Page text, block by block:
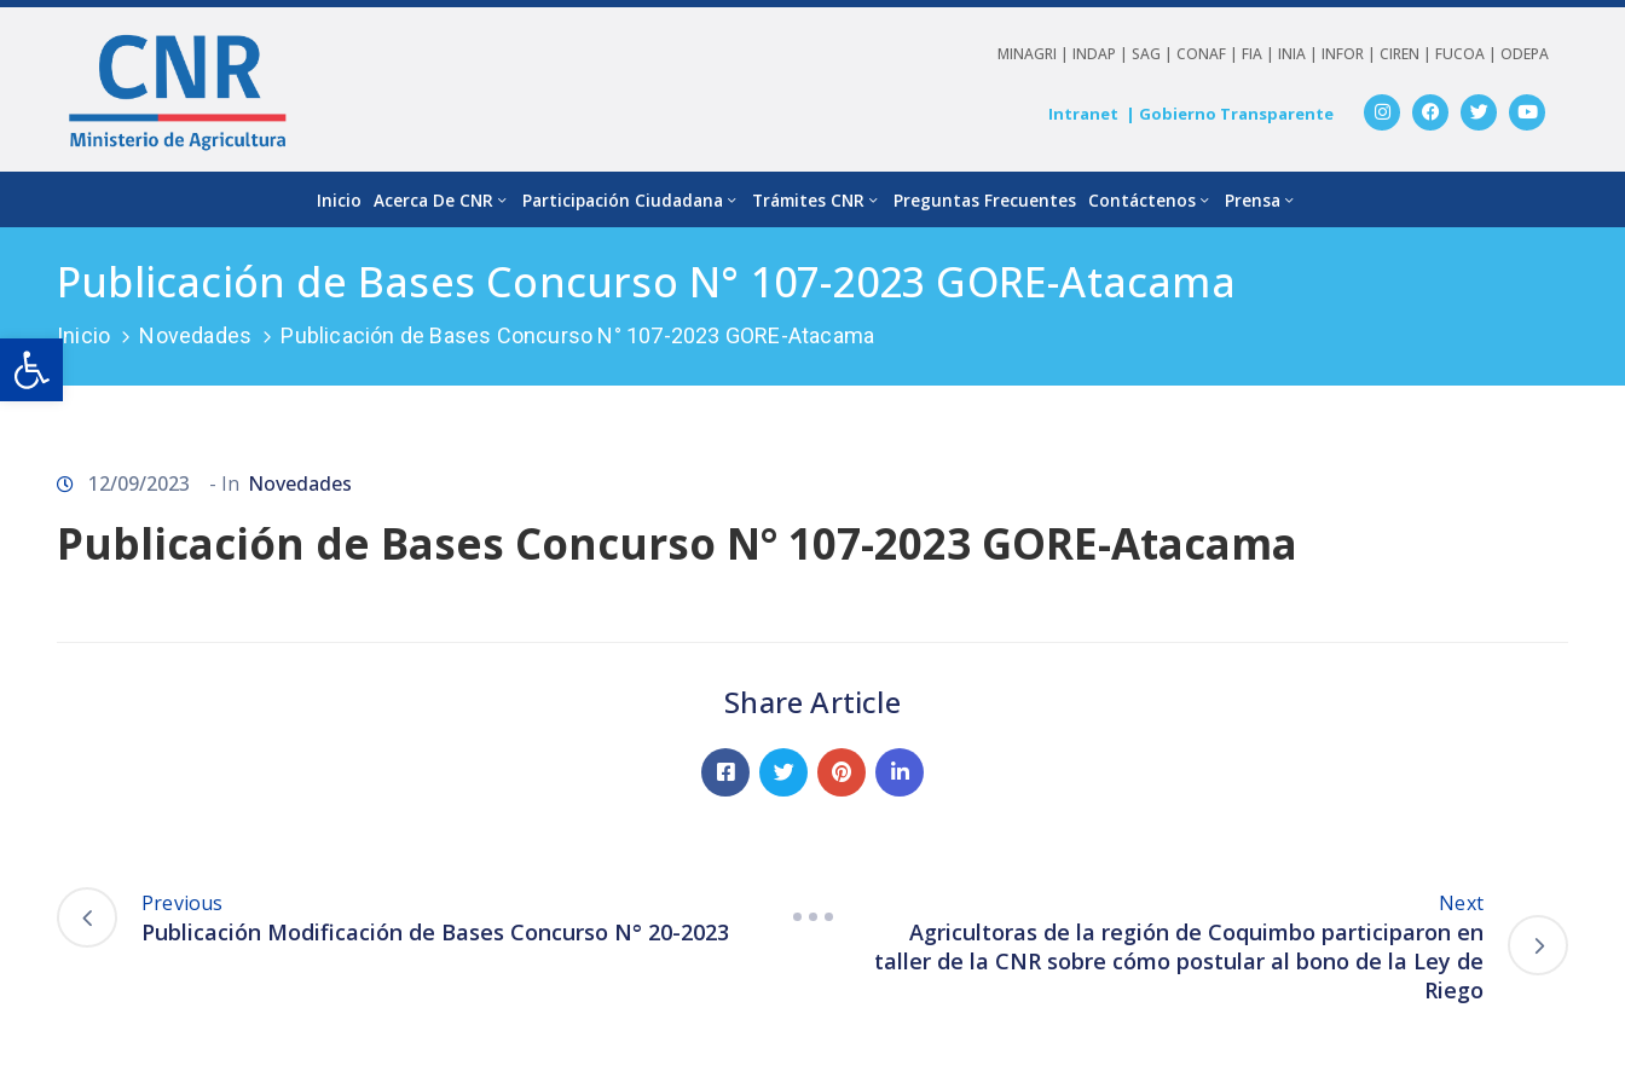
Open toolbar
MINAGRI |INDAP | SAG | CONAF |FIA |INIA |INFOR | CIREN |FUCOA | ODEPA
Intranet | Gobierno Transparente
Inicio Acerca De CNR Participación Ciudadana Trámites CNR Preguntas Frecuentes Contáctenos Prensa
Publicación de Bases Concurso N° 107-2023 GORE-Atacama
Inicio Novedades Publicación de Bases Concurso N° 107-2023 GORE-Atacama
12/09/2023 - In Novedades
Publicación de Bases Concurso N° 107-2023 GORE-Atacama
Share Article
Previous
Publicación Modificación de Bases Concurso N° 20-2023
Next
Agricultoras de la región de Coquimbo participaron en
taller de la CNR sobre cómo postular al bono de la Ley de
Riego